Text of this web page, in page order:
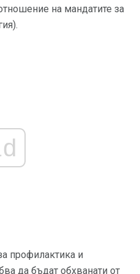
на мандатите за
профилактика и
да бъдат обхванати от